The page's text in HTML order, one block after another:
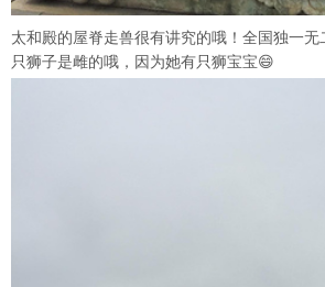
太和殿的屋脊走兽很有讲究的哦！全国独一
只狮子是雌的哦，因为她有只狮宝宝😄